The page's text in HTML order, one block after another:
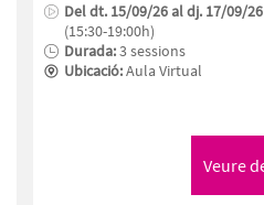
Del dt. 15/09/26 al dj. 17/09/26
(15:30-19:00h)
Durada:3 sessions
Ubicació:Aula Virtual